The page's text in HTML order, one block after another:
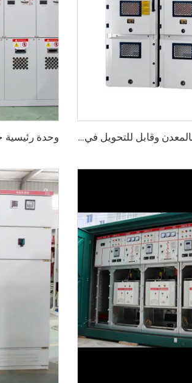
جهاز توزيع داخلي معزول بالمعدن وقابل للتحويل في المنتصف موديل KYN28A -12 (GZS1)